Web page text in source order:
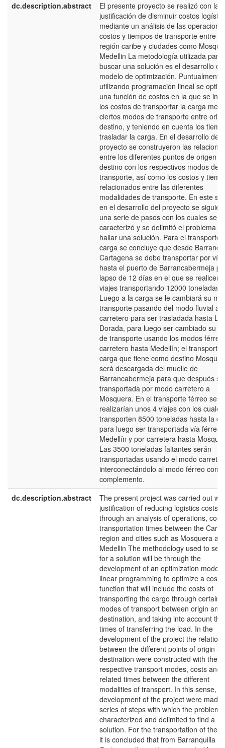
dc.description.abstract
El presente proyecto se realizó con la
justificación de disminuir costos
mediante un análisis de las
costos y tiempos de transporte entre la
región caribe y ciudades como
Medellin La metodología utilizada para
buscar una solución es el desarrollo
modelo de optimización. Puntualmente,
utilizando programación lineal se
una función de costos en la que se
los costos de transportar la carga
ciertos modos de transporte entre
destino, y teniendo en cuenta los
trasladar la carga. En el desarrollo del
proyecto se construyeron las
entre los diferentes puntos de origen y
destino con los respectivos modos de
transporte, así como los costos y
relacionados entre las diferentes
modalidades de transporte. En este
en el desarrollo del proyecto se
una serie de pasos con los cuales se
caracterizó y se delimitó el problema
hallar una solución. Para el transporte
carga se concluye que desde
Cartagena se debe transportar por vía
hasta el puerto de Barrancabermeja
lapso de 12 días en el que se realicen
viajes transportando 12000 toneladas.
Luego a la carga se le cambiará su
transporte pasando del modo fluvial al
carretero para ser trasladada hasta La
Dorada, para luego ser cambiado su
de transporte usando los modos
carretero hasta Medellín; el transporte
carga que tiene como destino
será descargada del muelle de
Barrancabermeja para que después
transportada por modo carretero a
Mosquera. En el transporte férreo se
realizarían unos 4 viajes con los
transporten 8500 toneladas hasta la
para luego ser transportada vía férrea
Medellín y por carretera hasta
Las 3500 toneladas faltantes serán
transportadas usando el modo
interconectándolo al modo férreo como
complemento.
dc.description.abstract
The present project was carried out
justification of reducing logistics costs
through an analysis of operations,
transportation times between the
region and cities such as Mosquera
Medellin The methodology used to
for a solution will be through the
development of an optimization model,
linear programming to optimize a cost
function that will include the costs of
transporting the cargo through certain
modes of transport between origin and
destination, and taking into account the
times of transferring the load. In the
development of the project the
between the different points of origin
destination were constructed with the
respective transport modes, costs and
related times between the different
modalities of transport. In this sense,
development of the project were made
series of steps with which the problem
characterized and delimited to find a
solution. For the transportation of the
it is concluded that from Barranquilla